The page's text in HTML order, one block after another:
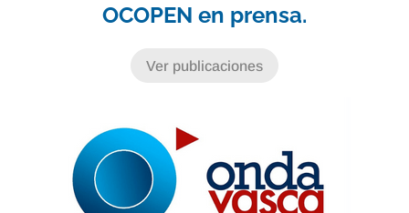
OCOPEN en prensa.
Ver publicaciones